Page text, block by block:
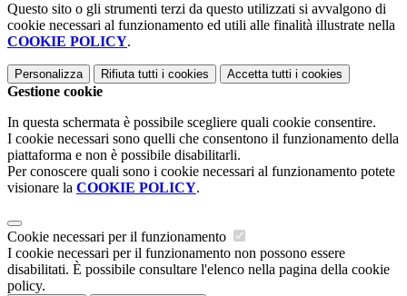
Questo sito o gli strumenti terzi da questo utilizzati si avvalgono di
cookie necessari al funzionamento ed utili alle finalità illustrate nella
COOKIE POLICY.
Personalizza Rifiuta tutti i cookies Accetta tutti i cookies
Gestione cookie
In questa schermata è possibile scegliere quali cookie consentire.
I cookie necessari sono quelli che consentono il funzionamento della
piattaforma e non è possibile disabilitarli.
Per conoscere quali sono i cookie necessari al funzionamento potete
visionare la COOKIE POLICY.
Cookie necessari per il funzionamento
I cookie necessari per il funzionamento non possono essere
disabilitati. È possibile consultare l'elenco nella pagina della cookie
policy.